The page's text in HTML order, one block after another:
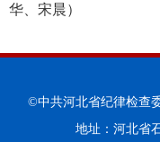
华、宋晨）
©中共河北省纪律检
地址：河北省